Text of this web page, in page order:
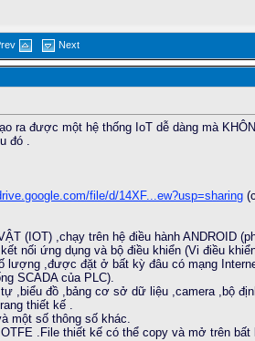
Next
ra được một hệ thống IoT dễ dàng mà
đó .
file/d/14XF...ew?usp=sharing
(IOT) ,chạy trên hệ điều hành ANDROID
nối ứng dụng và bộ điều khiển (Vi điều
lượng ,được đặt ở bất kỳ đâu có mạng
SCADA của PLC).
,biểu đồ ,bảng cơ sở dữ liệu ,camera ,bộ
thiết kế .
một số thông số khác.
.File thiết kế có thể copy và mở trên